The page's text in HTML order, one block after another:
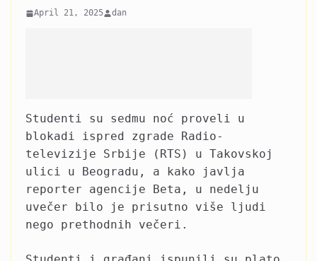
April 21, 2025 dan
Studenti su sedmu noć proveli u
blokadi ispred zgrade Radio-
televizije Srbije (RTS) u Takovskoj
ulici u Beogradu, a kako javlja
reporter agencije Beta, u nedelju
uvečer bilo je prisutno više ljudi
nego prethodnih večeri.